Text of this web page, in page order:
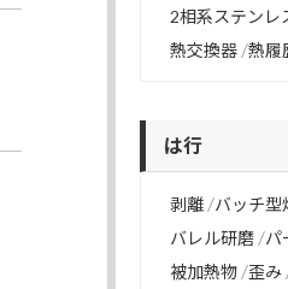
2相系ステンレ
熱交換器 熱履
は行
剥離 バッチ型
バレル研磨 パ
被加熱物 歪み